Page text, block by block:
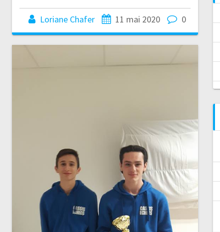
Loriane Chafer 11 mai 2020 0